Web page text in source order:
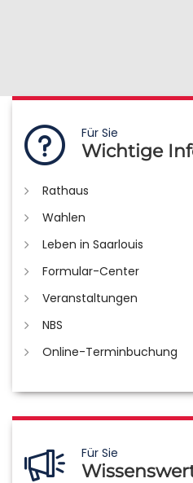
Für Sie
Wichtige
Rathaus
Wahlen
Leben in Saarlouis
Formular-Center
Veranstaltungen
NBS
Online-Terminbuchung
Für Sie